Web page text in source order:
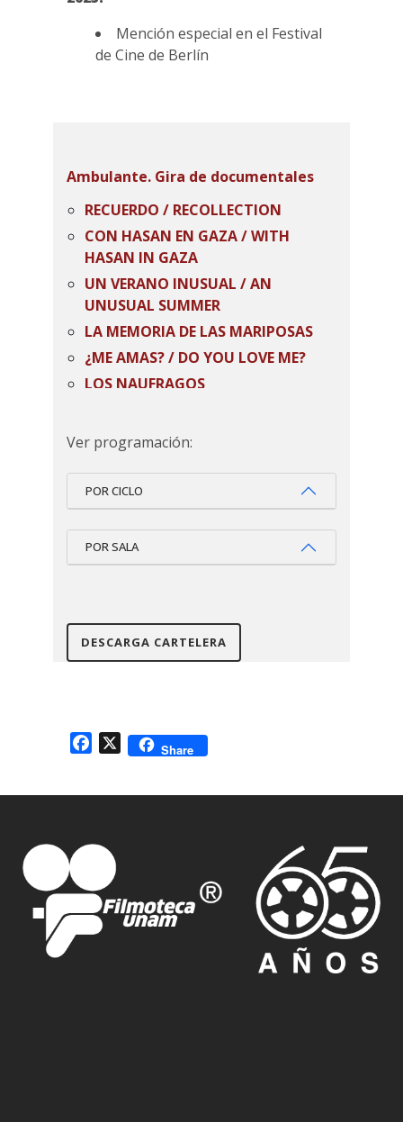
Mención especial en el Festival
de Cine de Berlín
Ambulante. Gira de documentales
RECUERDO / RECOLLECTION
CON HASAN EN GAZA / WITH
HASAN IN GAZA
UN VERANO INUSUAL / AN
UNUSUAL SUMMER
LA MEMORIA DE LAS MARIPOSAS
¿ME AMAS? / DO YOU LOVE ME?
LOS NAUFRAGOS
CONVERSATORIO: DEFENDER LA
VERDAD.
Ver programación:
POR CICLO
POR SALA
DESCARGA CARTELERA
Facebook
X Share